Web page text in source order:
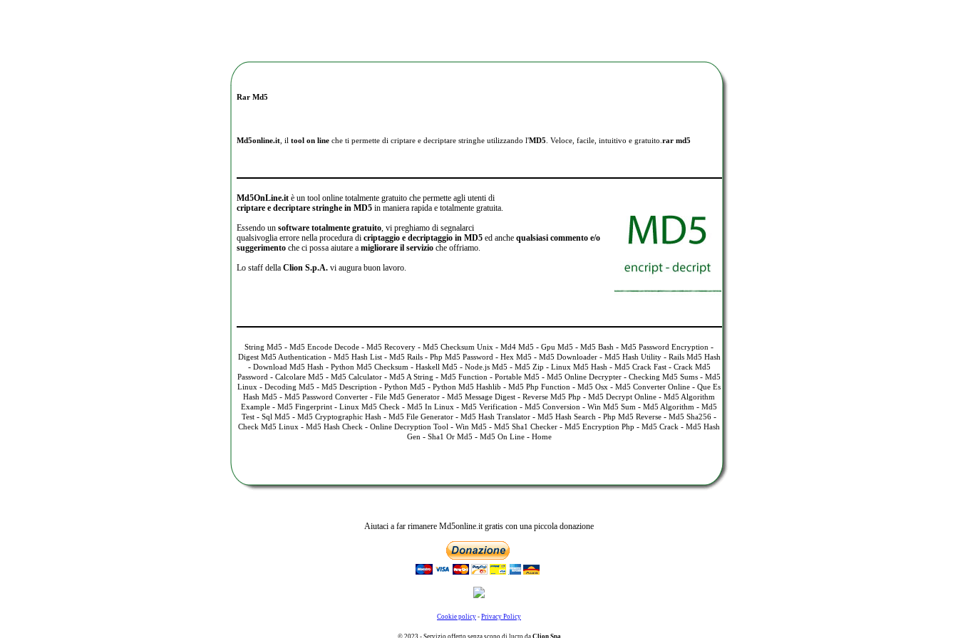
Rar Md5
Md5online.it, il tool on lineche ti permette di criptare e decriptare stringhe utilizzando l'MD5 . Veloce, facile, intuitivo e gratuito. rar md5
Md5OnLine.itè un tool online totalmente gratuito che permette agli utenti di
criptare e decriptare stringhe in MD5in maniera rapida e totalmente gratuita.
Essendo un software totalmente gratuito, vi preghiamo di segnalarci
qualsivoglia errore nella procedura di criptaggio e decriptaggio in MD5ed anche qualsiasi commento e/o
suggerimentoche ci possa aiutare a migliorare il servizioche offriamo.
Lo staff della Clion S.p.A.vi augura buon lavoro.
String Md5 - Md5 Encode Decode - Md5 Recovery - Md5 Checksum Unix - Md4 Md5 - Gpu Md5 - Md5 Bash - Md5 Password Encryption -
Digest Md5 Authentication - Md5 Hash List- Md5 Rails- Php Md5 Password - Hex Md5 - Md5 Downloader- Md5 Hash Utility- Rails Md5 Hash
- Download Md5 Hash - Python Md5 Checksum - Haskell Md5 - Node.js Md5 - Md5 Zip - Linux Md5 Hash - Md5 Crack Fast- Crack Md5
Password - Calcolare Md5 - Md5 Calculator - Md5 A String - Md5 Function - Portable Md5 - Md5 Online Decrypter - Checking Md5 Sums - Md5
Linux - Decoding Md5 - Md5 Description - Python Md5 - Python Md5 Hashlib - Md5 Php Function - Md5 Osx - Md5 Converter Online - Que Es
Hash Md5 - Md5 Password Converter - File Md5 Generator - Md5 Message Digest - Reverse Md5 Php - Md5 Decrypt Online - Md5 Algorithm
Example - Md5 Fingerprint - Linux Md5 Check - Md5 In Linux - Md5 Verification - Md5 Conversion - Win Md5 Sum - Md5 Algorithm - Md5
Test - Sql Md5 - Md5 Cryptographic Hash - Md5 File Generator - Md5 Hash Translator - Md5 Hash Search - Php Md5 Reverse - Md5 Sha256 -
Check Md5 Linux - Md5 Hash Check - Online Decryption Tool - Win Md5 - Md5 Sha1 Checker - Md5 Encryption Php - Md5 Crack - Md5 Hash
Gen - Sha1 Or Md5 - Md5 On Line- Home
Aiutaci a far rimanere Md5online.it gratis con una piccola donazione
Cookie policy - Privacy Policy
© 2023 - Servizio offerto senza scopo di lucro da Clion Spa